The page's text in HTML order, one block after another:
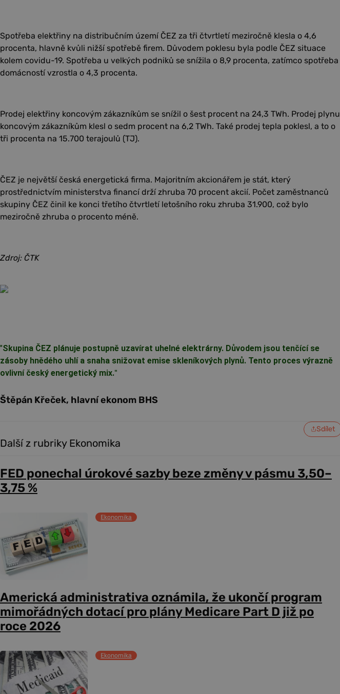
Spotřeba elektřiny na distribučním území ČEZ za tři čtvrtletí meziročně klesla o 4,6
procenta, hlavně kvůli nižší spotřebě firem. Důvodem poklesu byla podle ČEZ situace
kolem covidu-19. Spotřeba u velkých podniků se snížila o 8,9 procenta, zatímco spotřeba
domácností vzrostla o 4,3 procenta.
Prodej elektřiny koncovým zákazníkům se snížil o šest procent na 24,3 TWh. Prodej plynu
koncovým zákazníkům klesl o sedm procent na 6,2 TWh. Také prodej tepla poklesl, a to o
tři procenta na 15.700 terajoulů (TJ).
ČEZ je největší česká energetická firma. Majoritním akcionářem je stát, který
prostřednictvím ministerstva financí drží zhruba 70 procent akcií. Počet zaměstnanců
skupiny ČEZ činil ke konci třetího čtvrtletí letošního roku zhruba 31.900, což bylo
meziročně zhruba o procento méně.
Zdroj: ČTK
"Skupina ČEZ plánuje postupně uzavírat uhelné elektrárny. Důvodem jsou tenčící se
zásoby hnědého uhlí a snaha snižovat emise skleníkových plynů. Tento proces výrazně
ovlivní český energetický mix."
Štěpán Křeček, hlavní ekonom BHS
Sdílet
Další z rubriky Ekonomika
FED ponechal úrokové sazby beze změny v pásmu 3,50–
3,75 %
Ekonomika
Americká administrativa oznámila, že ukončí program
mimořádných dotací pro plány Medicare Part D již po
roce 2026
Ekonomika